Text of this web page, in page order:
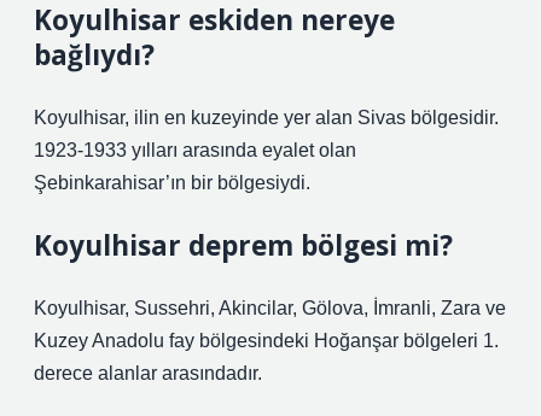
Koyulhisar eskiden nereye
bağlıydı?
Koyulhisar, ilin en kuzeyinde yer alan Sivas bölgesidir.
1923-1933 yılları arasında eyalet olan
Şebinkarahisar’ın bir bölgesiydi.
Koyulhisar deprem bölgesi mi?
Koyulhisar, Sussehri, Akincilar, Gölova, İmranli, Zara ve
Kuzey Anadolu fay bölgesindeki Hoğanşar bölgeleri 1.
derece alanlar arasındadır.